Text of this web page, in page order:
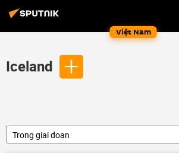
Việt Nam
Iceland
Trong giai đoạn